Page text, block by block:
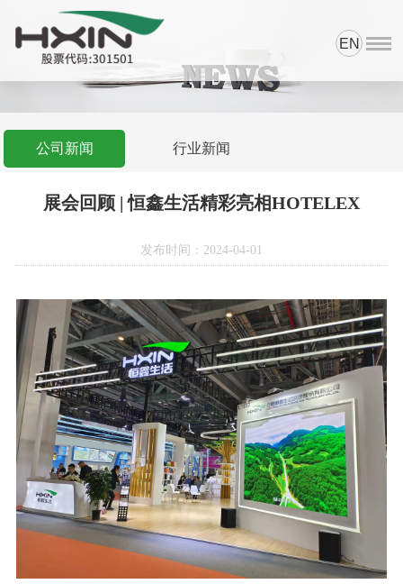
首页
产品中心
新闻中心
EN
公司新闻 行业新闻
展会回顾 | 恒鑫生活精彩亮相HOTELEX
发布时间：2024-04-01